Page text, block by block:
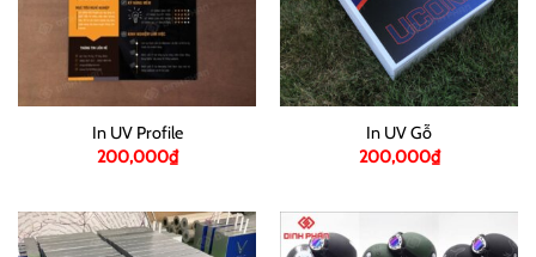
In UV Profile
200,000₫
In UV Gỗ
200,000₫